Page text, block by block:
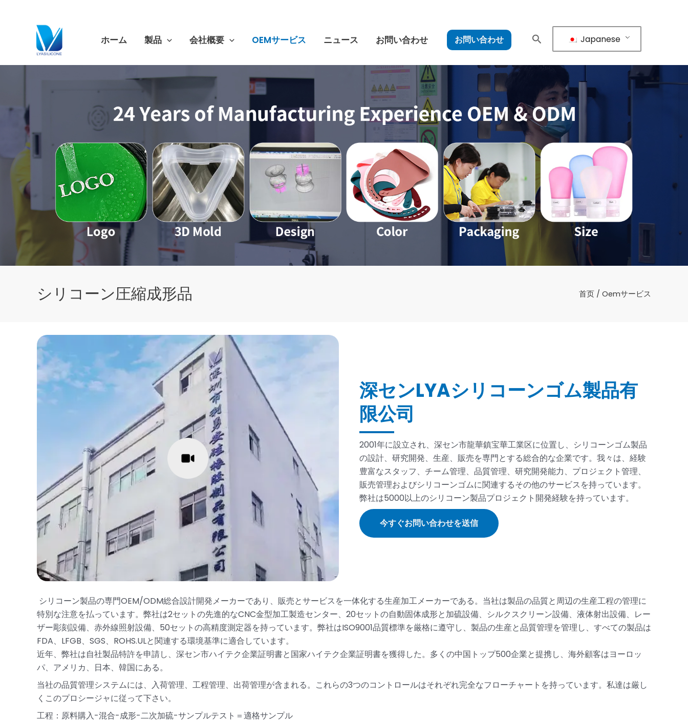
ホーム 製品 会社概要 OEMサービス ニュース お問い合わせ お問い合わせ Japanese
シリコーン圧縮成形品 首页 / Oemサービス
深センLYAシリコーンゴム製品有
限公司
2001年に設立され、深セン市龍華鎮宝華工業区に位置し、シリコーンゴム製品
の設計、研究開発、生産、販売を専門とする総合的な企業です。我々は、経験
豊富なスタッフ、チーム管理、品質管理、研究開発能力、プロジェクト管理、
販売管理およびシリコーンゴムに関連するその他のサービスを持っています。
弊社は5000以上のシリコーン製品プロジェクト開発経験を持っています。
今すぐお問い合わせを送信
シリコーン製品の専門OEM/ODM総合設計開発メーカーであり、販売とサービスを一体化する生産加工メーカーである。当社は製品の品質と周辺の生産工程の管理に
特別な注意を払っています。弊社は2セットの先進的なCNC金型加工製造センター、20セットの自動固体成形と加硫設備、シルクスクリーン設備、液体射出設備、レー
ザー彫刻設備、赤外線照射設備、50セットの高精度測定器を持っています。弊社はISO9001品質標準を厳格に遵守し、製品の生産と品質管理を管理し、すべての製品は
FDA、LFGB、SGS、ROHS.ULと関連する環境基準に適合しています。
近年、弊社は自社製品特許を申請し、深セン市ハイテク企業証明書と国家ハイテク企業証明書を獲得した。多くの中国トップ500企業と提携し、海外顧客はヨーロッ
パ、アメリカ、日本、韓国にある。
当社の品質管理システムには、入荷管理、工程管理、出荷管理が含まれる。これらの3つのコントロールはそれぞれ完全なフローチャートを持っています。私達は厳し
くこのプロシージャに従って下さい。
工程：原料購入-混合-成形-二次加硫-サンプルテスト＝適格サンプル